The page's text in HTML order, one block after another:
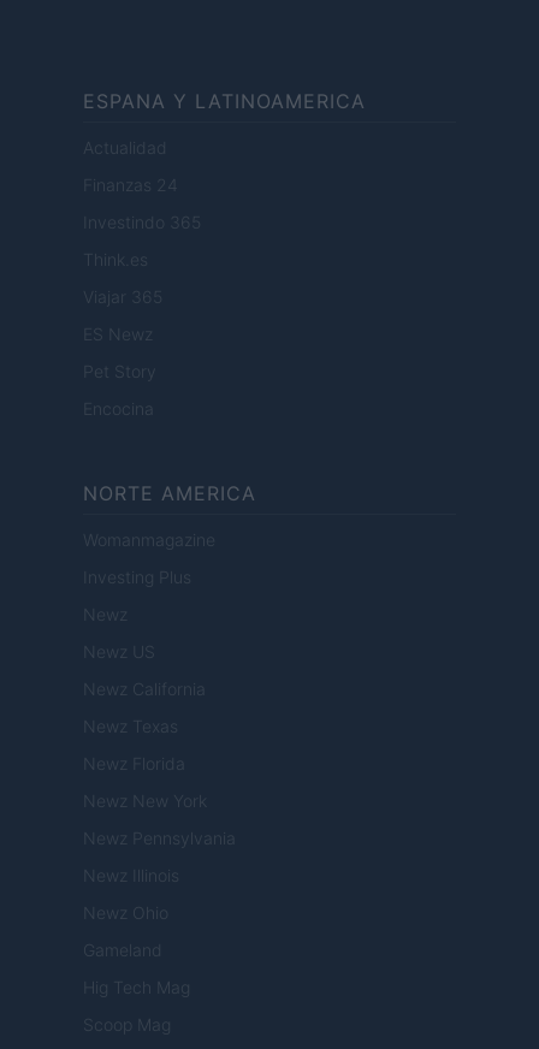
ESPANA Y LATINOAMERICA
Actualidad
Finanzas 24
Investindo 365
Think.es
Viajar 365
ES Newz
Pet Story
Encocina
NORTE AMERICA
Womanmagazine
Investing Plus
Newz
Newz US
Newz California
Newz Texas
Newz Florida
Newz New York
Newz Pennsylvania
Newz Illinois
Newz Ohio
Gameland
Hig Tech Mag
Scoop Mag